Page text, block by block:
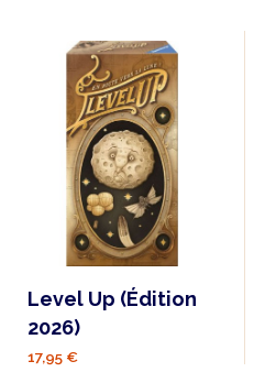
Level Up (Édition
2026)
17,95 €